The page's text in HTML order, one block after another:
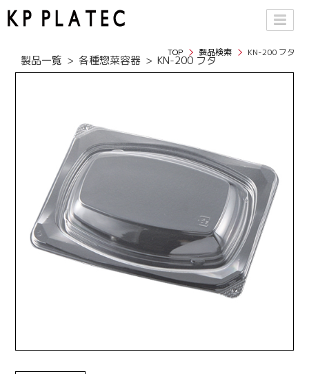
TOP 製品検索 KN-200 フタ
製品一覧 各種惣菜容器 KN-200 フタ